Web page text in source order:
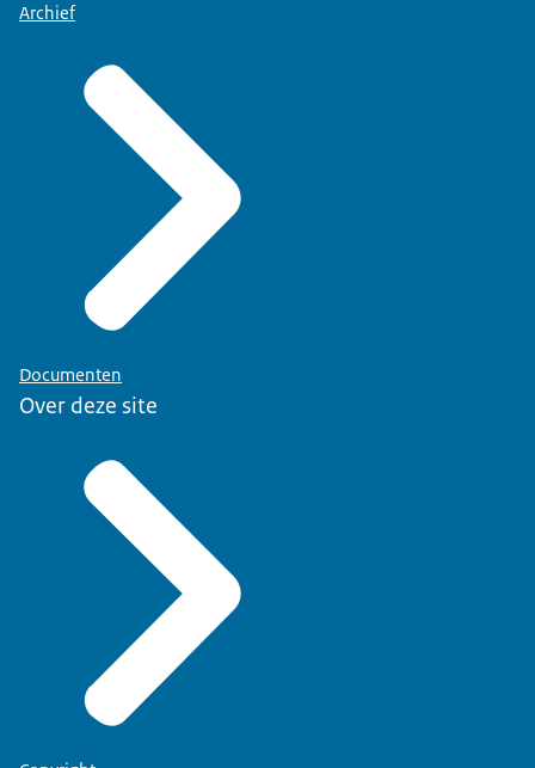
Archief
Documenten
Over deze site